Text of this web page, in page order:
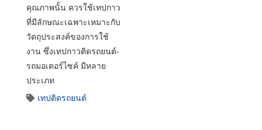
คุณภาพนั้น ควรใช้เทปกาว
ที่มีลักษณะเฉพาะเหมาะกับ
วัตถุประสงค์ของการใช้
งาน ซึ่งเทปกาวติดรถยนต์-
รถมอเตอร์ไซค์ มีหลาย
ประเภท
เทปติดรถยนต์